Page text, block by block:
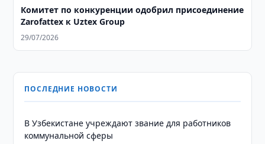
Комитет по конкуренции одобрил присоединение
Zarofattex к Uztex Group
29/07/2026
ПОСЛЕДНИЕ НОВОСТИ
В Узбекистане учреждают звание для работников
коммунальной сферы